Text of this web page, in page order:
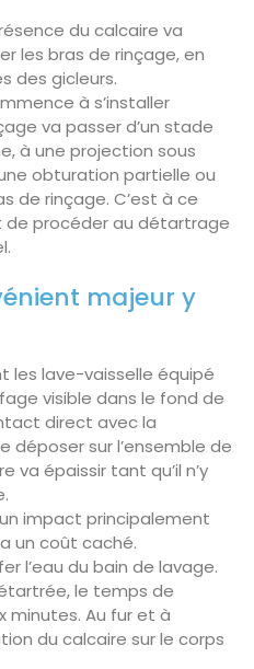
du calcaire va
les bras de rinçage, en
des gicleurs.
à s’installer
va passer d’un stade
à une projection sous
obturation partielle ou
de rinçage. C’est à ce
de procéder au détartrage
majeur y
les lave-vaisselle équipé
visible dans le fond de
direct avec la
déposer sur l’ensemble de
va épaissir tant qu’il n’y
impact principalement
un coût caché.
l’eau du bain de lavage.
le temps de
minutes. Au fur et à
du calcaire sur le corps